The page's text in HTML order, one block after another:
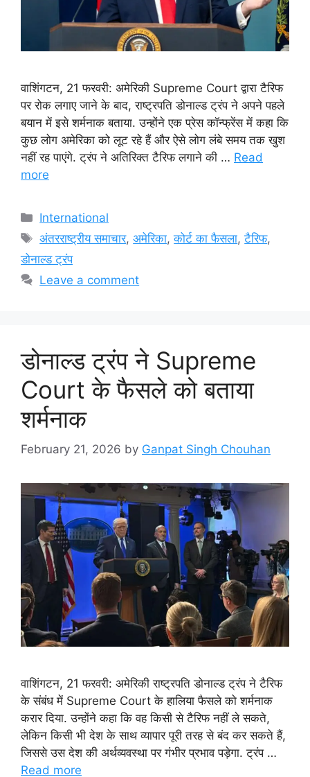
वाशिंगटन, 21 फरवरी: अमेरिकी Supreme Court द्वारा टैरिफ
पर रोक लगाए जाने के बाद, राष्ट्रपति डोनाल्ड ट्रंप ने अपने पहले
बयान में इसे शर्मनाक बताया. उन्होंने एक प्रेस कॉन्फ्रेंस में कहा कि
कुछ लोग अमेरिका को लूट रहे हैं और ऐसे लोग लंबे समय तक खुश
नहीं रह पाएंगे. ट्रंप ने अतिरिक्त टैरिफ लगाने की … Read
more
Categories
International
Tags
अंतरराष्ट्रीय समाचार,अमेरिका,कोर्ट का फैसला,टैरिफ,
डोनाल्ड ट्रंप
Leave a comment
डोनाल्ड ट्रंप ने Supreme
Court के फैसले को बताया
शर्मनाक
February 21, 2026 by Ganpat Singh Chouhan
वाशिंगटन, 21 फरवरी: अमेरिकी राष्ट्रपति डोनाल्ड ट्रंप ने टैरिफ
के संबंध में Supreme Court के हालिया फैसले को शर्मनाक
करार दिया. उन्होंने कहा कि वह किसी से टैरिफ नहीं ले सकते,
लेकिन किसी भी देश के साथ व्यापार पूरी तरह से बंद कर सकते हैं,
जिससे उस देश की अर्थव्यवस्था पर गंभीर प्रभाव पड़ेगा. ट्रंप …
Read more